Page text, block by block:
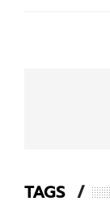
TAGS